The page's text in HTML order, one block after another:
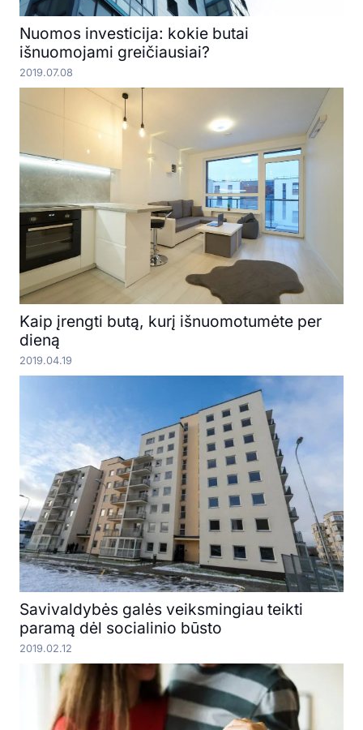
Nuomos investicija: kokie butai
išnuomojami greičiausiai?
2019.07.08
Kaip įrengti butą, kurį išnuomotumėte per
dieną
2019.04.19
Savivaldybės galės veiksmingiau teikti
paramą dėl socialinio būsto
2019.02.12